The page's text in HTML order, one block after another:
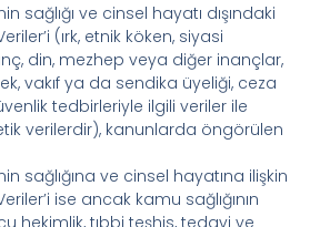
sağlığı ve cinsel hayatı dışındaki
(ırk, etnik köken, siyasi
din, mezhep veya diğer inançlar,
vakıf ya da sendika üyeliği, ceza
tedbirleriyle ilgili veriler ile
verilerdir), kanunlarda öngörülen
sağlığına ve cinsel hayatına ilişkin
ise ancak kamu sağlığının
hekimlik, tıbbi teşhis, tedavi ve